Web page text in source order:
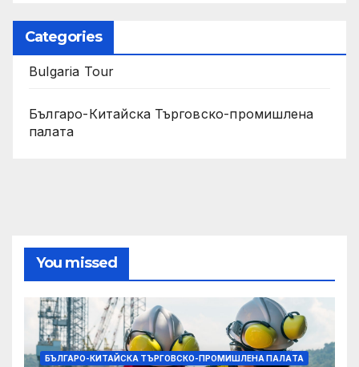
Categories
Bulgaria Tour
Българо-Китайска Търговско-промишлена
палaта
You missed
БЪЛГАРО-КИТАЙСКА ТЪРГОВСКО-ПРОМИШЛЕНА ПАЛAТА